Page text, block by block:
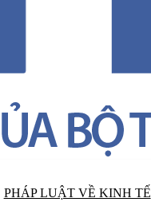
PHÁP LUẬT VỀ KINH TẾ